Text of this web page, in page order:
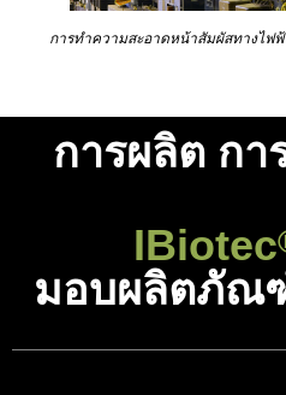
การทำความสะอาดหน้าสัมผัสทางไฟ
การผลิต ก
IBiotec
มอบผลิตภัณ